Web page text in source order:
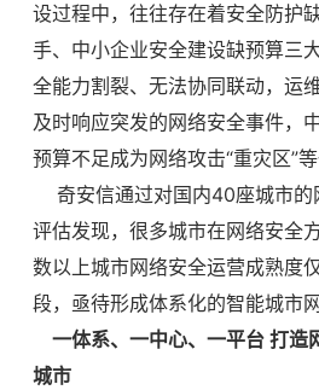
设过程中，往往存在着安全防护
手、中小企业安全建设缺预算三
全能力割裂、无法协同联动，运
及时响应突发的网络安全事件，
预算不足成为网络攻击“重灾区”等
奇安信通过对国内40座城市的
评估发现，很多城市在网络安全
数以上城市网络安全运营成熟度
段，亟待形成体系化的智能城市
一体系、一中心、一平台 打造
城市